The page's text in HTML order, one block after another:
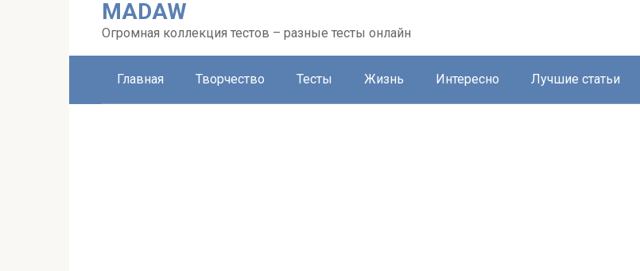
MADAW
Огромная коллекция тестов – разные тесты онлайн
Главная Творчество Тесты Жизнь Интересно Лучшие статьи